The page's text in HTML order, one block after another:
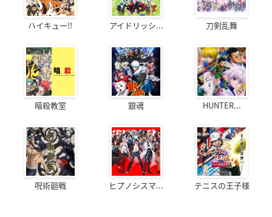
ハイキュー!! アイドリッシ... 刀剣乱舞
暗殺教室 銀魂 HUNTER...
呪術廻戦 ヒプノシスマ... テニスの王子様